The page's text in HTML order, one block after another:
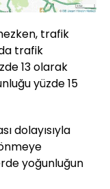
trafik
trafik
13 olarak
yüzde 15
dolayısıyla
yoğunluğun